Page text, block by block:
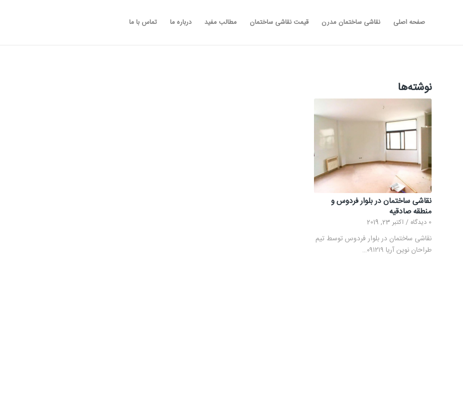
صفحه اصلی نقاشی ساختمان مدرن قیمت نقاشی ساختمان مطالب مفید درباره ما تماس با ما
نوشته‌ها
نقاشی ساختمان در بلوار فردوس و
منطقه صادقیه
0 دیدگاه / اکتبر 23, 2019
نقاشی ساختمان در بلوار فردوس توسط تیم
طراحان نوین آریا ۰۹۱۲۱۹…